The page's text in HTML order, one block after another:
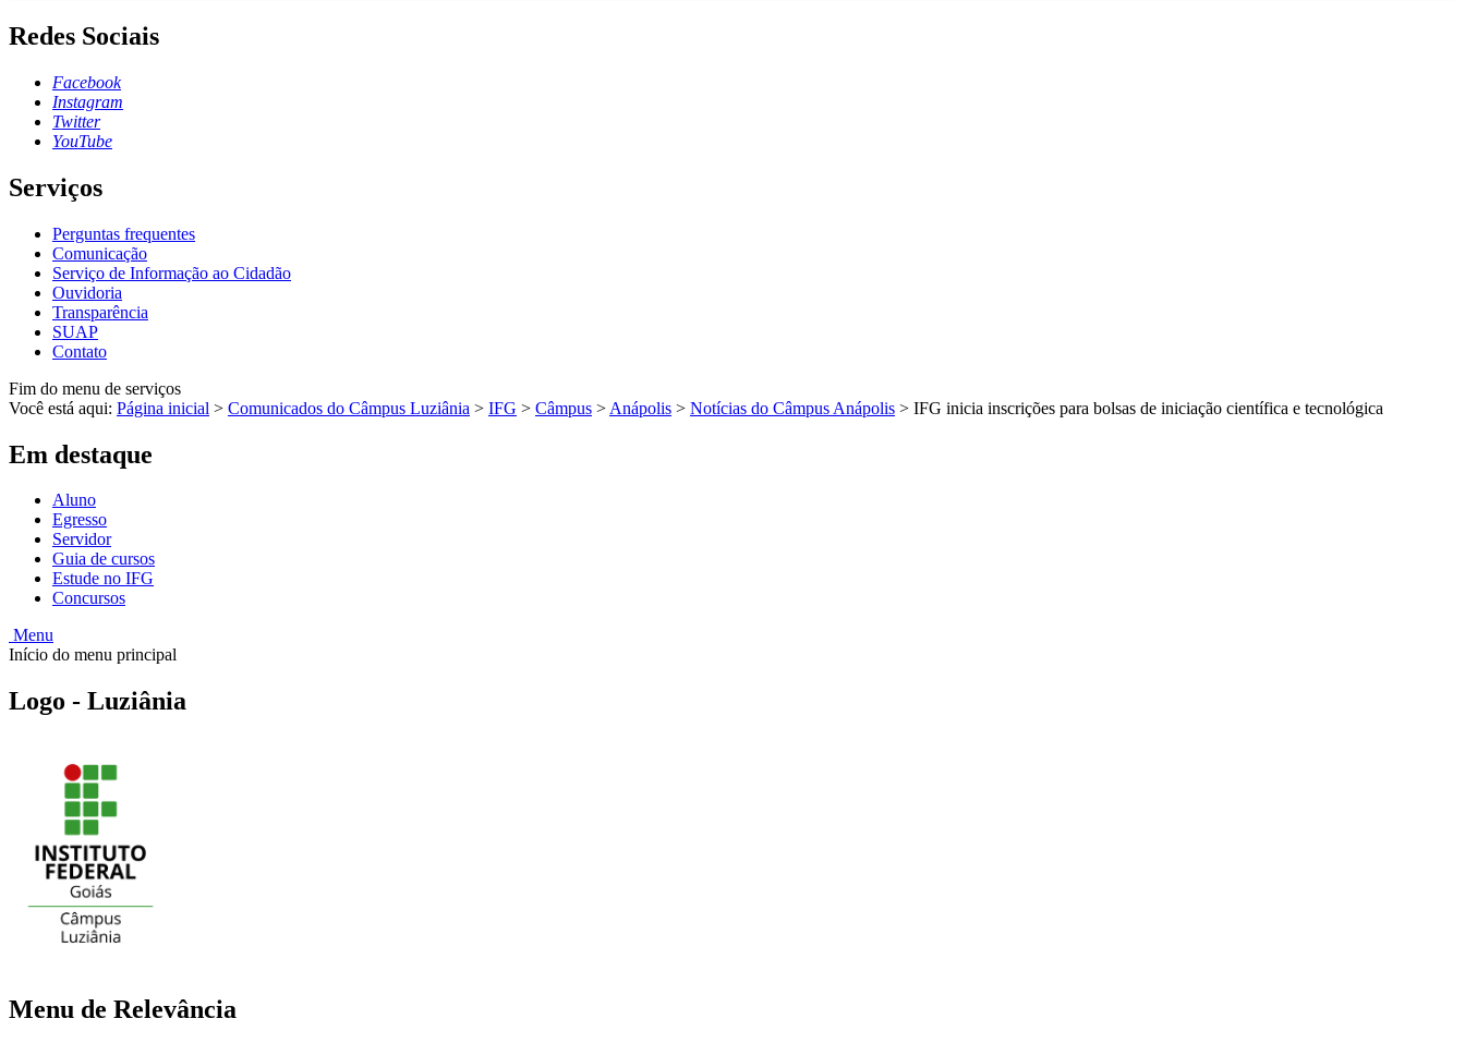
Redes Sociais
Facebook
Instagram
Twitter
YouTube
Serviços
Perguntas frequentes
Comunicação
Serviço de Informação ao Cidadão
Ouvidoria
Transparência
SUAP
Contato
Fim do menu de serviços
Você está aqui: Página inicial > Comunicados do Câmpus Luziânia > IFG > Câmpus > Anápolis > Notícias do Câmpus Anápolis > IFG inicia inscrições para bolsas de iniciação científica e tecnológica
Em destaque
Aluno
Egresso
Servidor
Guia de cursos
Estude no IFG
Concursos
Menu
Início do menu principal
Logo - Luziânia
Menu de Relevância